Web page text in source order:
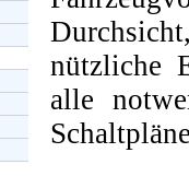
nützliche
alle